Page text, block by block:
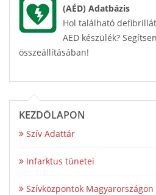
(AÉD) Adatbázis
Hol található
AED készülék?
összeállításában!
KEZDŐLAPON
Szív Adattár
Infarktus tünetei
Szívközpontok Magyarországon